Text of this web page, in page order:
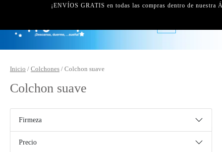
¡ENVÍOS GRATIS en todas las compras dentro de nuestra
Inicio / Colchones / Colchon suave
Colchon suave
Firmeza
Precio